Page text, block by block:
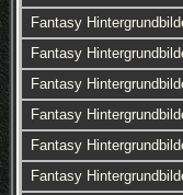
Fantasy
Fantasy
Fantasy
Fantasy
Fantasy
Fantasy